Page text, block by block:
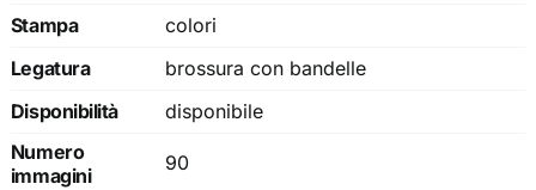
Stampa
colori
Legatura
brossura con bandelle
Disponibilità
disponibile
Numero
immagini
90